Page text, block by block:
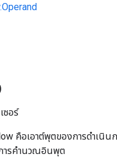
อร์
คือเอาต์พุตของการดำเนิน
ารคำนวณอินพุต